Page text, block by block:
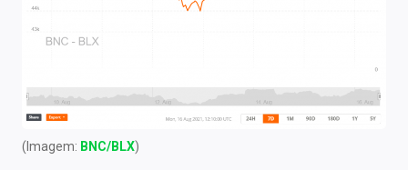
(Imagem: BNC/BLX)